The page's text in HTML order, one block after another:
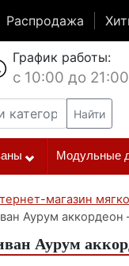
Распродажа
График работы:
с 10:00 до 21:00
Найти
Модульные
магазин
Аурум аккордеон
Аурум